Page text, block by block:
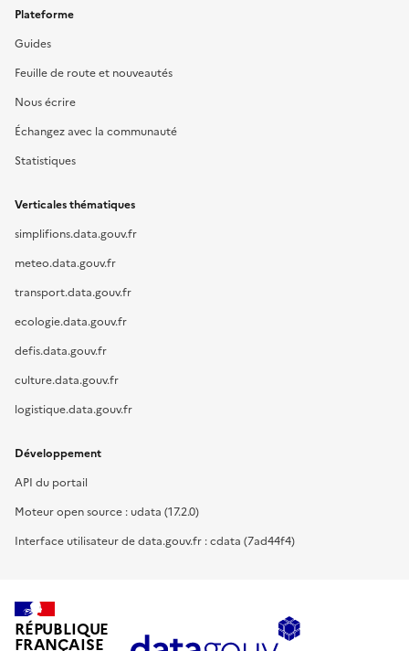
Plateforme
Guides
Feuille de route et nouveautés
Nous écrire
Échangez avec la communauté
Statistiques
Verticales thématiques
simplifions.data.gouv.fr
meteo.data.gouv.fr
transport.data.gouv.fr
ecologie.data.gouv.fr
defis.data.gouv.fr
culture.data.gouv.fr
logistique.data.gouv.fr
Développement
API du portail
Moteur open source : udata (17.2.0)
Interface utilisateur de data.gouv.fr : cdata (7ad44f4)
RÉPUBLIQUE
FRANÇAISE